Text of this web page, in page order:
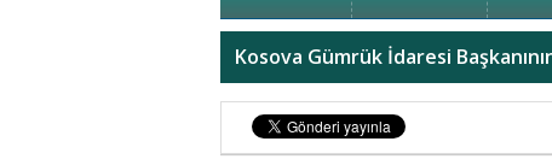
Kosova Gümrük İdaresi